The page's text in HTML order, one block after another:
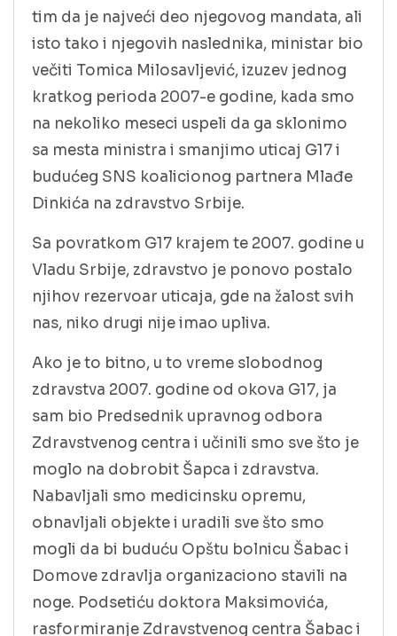
tim da je najveći deo njegovog mandata, ali
isto tako i njegovih naslednika, ministar bio
večiti Tomica Milosavljević, izuzev jednog
kratkog perioda 2007-e godine, kada smo
na nekoliko meseci uspeli da ga sklonimo
sa mesta ministra i smanjimo uticaj G17 i
budućeg SNS koalicionog partnera Mlađe
Dinkića na zdravstvo Srbije.
Sa povratkom G17 krajem te 2007. godine u
Vladu Srbije, zdravstvo je ponovo postalo
njihov rezervoar uticaja, gde na žalost svih
nas, niko drugi nije imao upliva.
Ako je to bitno, u to vreme slobodnog
zdravstva 2007. godine od okova G17, ja
sam bio Predsednik upravnog odbora
Zdravstvenog centra i učinili smo sve što je
moglo na dobrobit Šapca i zdravstva.
Nabavljali smo medicinsku opremu,
obnavljali objekte i uradili sve što smo
mogli da bi buduću Opštu bolnicu Šabac i
Domove zdravlja organizaciono stavili na
noge. Podsetiću doktora Maksimovića,
rasformiranje Zdravstvenog centra Šabac i